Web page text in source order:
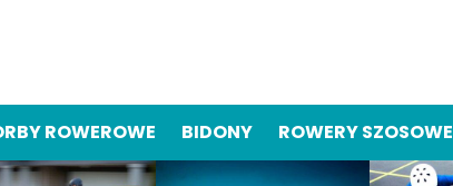
ROWEROWE BIDONY ROWERY SZOSOWE